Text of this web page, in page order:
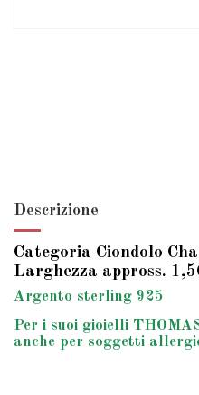
Descrizione
Categoria Ciondolo
Larghezza appross.
Argento sterling 925
Per i suoi gioielli
anche per soggetti